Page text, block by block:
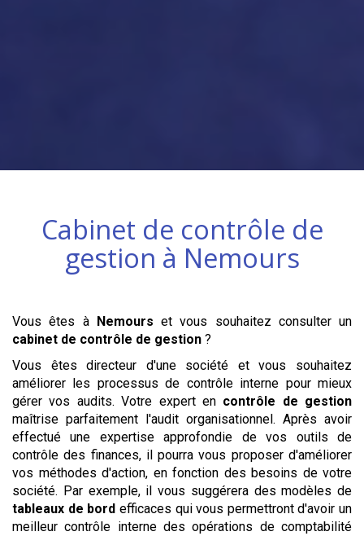
Cabinet de contrôle de
gestion à Nemours
Vous êtes à Nemours et vous souhaitez consulter un
cabinet de contrôle de gestion ?
Vous êtes directeur d'une société et vous souhaitez
améliorer les processus de contrôle interne pour mieux
gérer vos audits. Votre expert en contrôle de gestion
maîtrise parfaitement l'audit organisationnel. Après avoir
effectué une expertise approfondie de vos outils de
contrôle des finances, il pourra vous proposer d'améliorer
vos méthodes d'action, en fonction des besoins de votre
société. Par exemple, il vous suggérera des modèles de
tableaux de bord efficaces qui vous permettront d'avoir un
meilleur contrôle interne des opérations de comptabilité